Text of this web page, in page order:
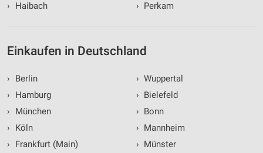
›
Haibach
› Perkam
Einkaufen in Deutschland
›
Berlin
›
Hamburg
›
München
›
Köln
›
Frankfurt (Main)
› Wuppertal
› Bielefeld
› Bonn
› Mannheim
› Münster